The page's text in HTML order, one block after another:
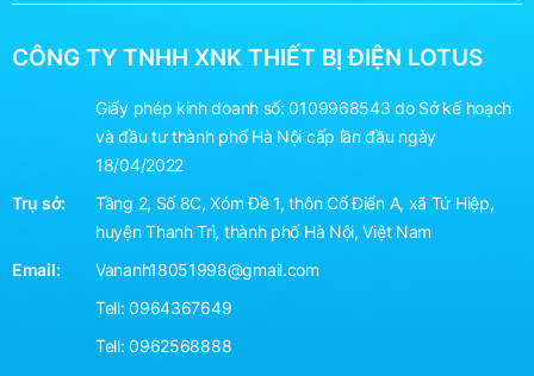
CÔNG TY TNHH XNK THIẾT BỊ ĐIỆN LOTUS
Giấy phép kinh doanh số: 0109968543 do Sở kế hoạch
và đầu tư thành phố Hà Nội cấp lần đầu ngày
18/04/2022
Trụ sở:
Tầng 2, Số 8C, Xóm Đề 1, thôn Cổ Điển A, xã Tứ Hiệp,
huyện Thanh Trì, thành phố Hà Nội, Việt Nam
Email:
Vananh18051998@gmail.com
Tell:0964367649
Tell:0962568888